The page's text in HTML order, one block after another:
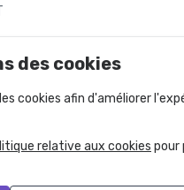
AI
des cookies
cookies afin d'améliorer
relative aux cookies pour